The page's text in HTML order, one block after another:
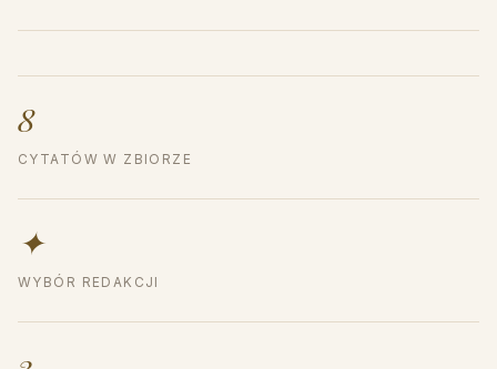
8
CYTATÓW W ZBIORZE
✦
WYBÓR REDAKCJI